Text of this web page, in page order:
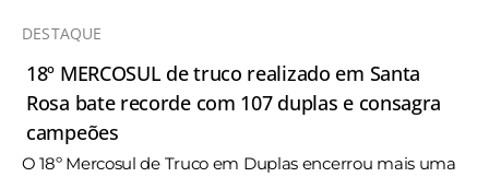
DESTAQUE
18º MERCOSUL de truco realizado em Santa
Rosa bate recorde com 107 duplas e consagra
campeões
O 18º Mercosul de Truco em Duplas encerrou mais uma